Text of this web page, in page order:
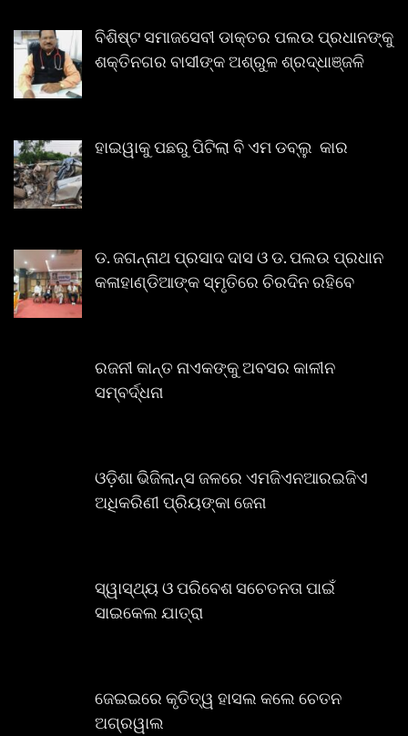
ବିଶିଷ୍ଟ ସମାଜସେବୀ ଡାକ୍ତର ପଲଉ ପ୍ରଧାନଙ୍କୁ
ଶକ୍ତିନଗର ବାସୀଙ୍କ ଅଶ୍ରୁଳ ଶ୍ରଦ୍ଧାଞ୍ଜଳି
ହାଇୱାକୁ ପଛରୁ ପିଟିଲା ବି ଏମ ଡବ୍ଲୁ କାର
ଡ. ଜଗନ୍ନାଥ ପ୍ରସାଦ ଦାସ ଓ ଡ. ପଲଉ ପ୍ରଧାନ
କଳାହାଣ୍ଡିଆଙ୍କ ସ୍ମୃତିରେ ଚିରଦିନ ରହିବେ
ରଜନୀ କାନ୍ତ ନାଏକଙ୍କୁ ଅବସର କାଳୀନ
ସମ୍ବର୍ଦ୍ଧନା
ଓଡ଼ିଶା ଭିଜିଲାନ୍ସ ଜଳରେ ଏମଜିଏନଆରଇଜିଏ
ଅଧିକରିଣୀ ପ୍ରିୟଙ୍କା ଜେନା
ସ୍ୱାସ୍ଥ୍ୟ ଓ ପରିବେଶ ସଚେତନତା ପାଇଁ
ସାଇକେଲ ଯାତ୍ରା
ଜେଇଇରେ କୃତିତ୍ୱ ହାସଲ କଲେ ଚେତନ
ଅଗ୍ରୱାଲ